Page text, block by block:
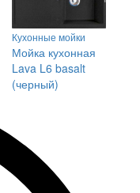
Кухонные мойки
Мойка кухонная
Lava L6 basalt
(черный)